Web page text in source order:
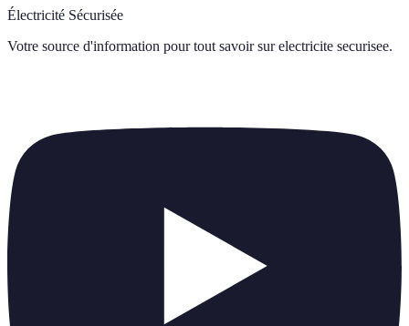
Électricité Sécurisée
Votre source d'information pour tout savoir sur electricite securisee.